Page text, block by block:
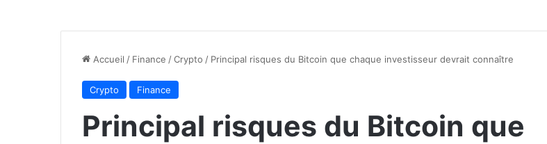
Accueil / Finance /Crypto / Principal risques du Bitcoin que chaque investisseur devrait connaître
Crypto Finance
Principal risques du Bitcoin que